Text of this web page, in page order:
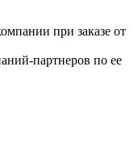
при заказе от
партнеров по ее